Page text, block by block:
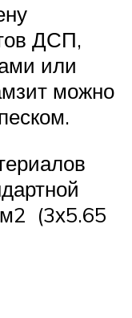
ДСП,
или
можно
(3х5.65